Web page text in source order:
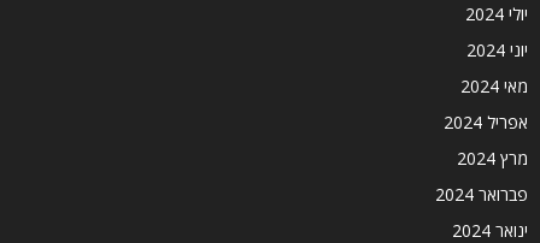
יולי 2024
יוני 2024
מאי 2024
אפריל 2024
מרץ 2024
פברואר 2024
ינואר 2024